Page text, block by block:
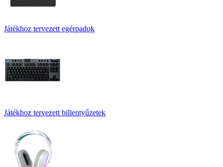
Játékhoz tervezett egérpadok
Játékhoz tervezett billentyűzetek